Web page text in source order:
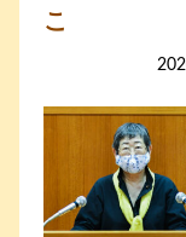
こ